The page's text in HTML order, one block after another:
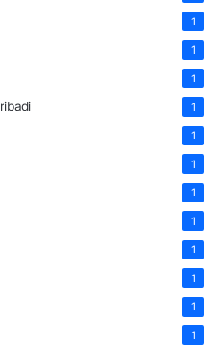
1
1
1
1
1
1
1
1
1
1
1
1